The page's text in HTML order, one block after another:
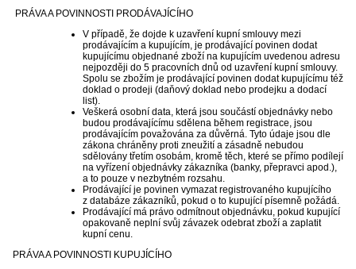
PRÁVA A POVINNOSTI PRODÁVAJÍCÍHO
V případě, že dojde k uzavření kupní smlouvy mezi
prodávajícím a kupujícím, je prodávající povinen dodat
kupujícímu objednané zboží na kupujícím uvedenou adresu
nejpozději do 5 pracovních dnů od uzavření kupní smlouvy.
Spolu se zbožím je prodávající povinen dodat kupujícímu též
doklad o prodeji (daňový doklad nebo prodejku a dodací
list).
Veškerá osobní data, která jsou součástí objednávky nebo
budou prodávajícímu sdělena během registrace, jsou
prodávajícím považována za důvěrná. Tyto údaje jsou dle
zákona chráněny proti zneužití a zásadně nebudou
sdělovány třetím osobám, kromě těch, které se přímo podílejí
na vyřízení objednávky zákazníka (banky, přepravci apod.),
a to pouze v nezbytném rozsahu.
Prodávající je povinen vymazat registrovaného kupujícího
z databáze zákazníků, pokud o to kupující písemně požádá.
Prodávající má právo odmítnout objednávku, pokud kupující
opakovaně neplní svůj závazek odebrat zboží a zaplatit
kupní cenu.
PRÁVA A POVINNOSTI KUPUJÍCÍHO